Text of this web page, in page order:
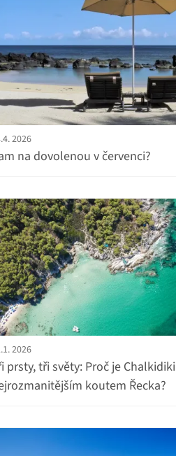
2026
na dovolenou v červenci?
2026
prsty, tři světy: Proč je Chalkidiki
koutem Řecka?